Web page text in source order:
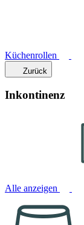
Küchenrollen
Zurück
Inkontinenz
Alle anzeigen